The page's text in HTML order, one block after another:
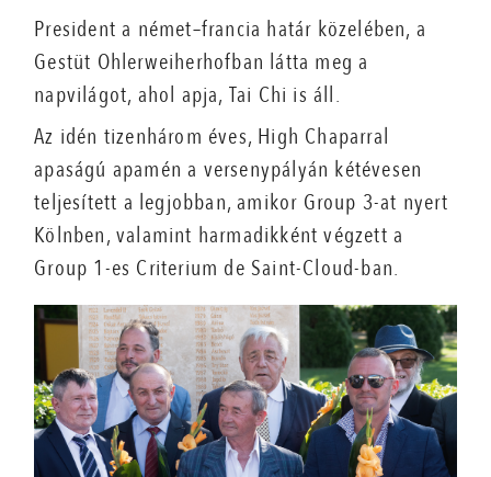
President a német–francia határ közelében, a
Gestüt Ohlerweiherhofban látta meg a
napvilágot, ahol apja, Tai Chi is áll.
Az idén tizenhárom éves, High Chaparral
apaságú apamén a versenypályán kétévesen
teljesített a legjobban, amikor Group 3-at nyert
Kölnben, valamint harmadikként végzett a
Group 1-es Criterium de Saint-Cloud-ban.